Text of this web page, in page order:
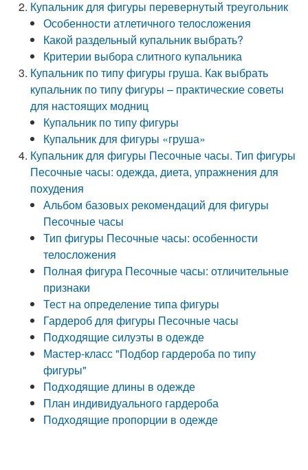
Купальник для фигуры перевернутый треугольник
Особенности атлетичного телосложения
Какой раздельный купальник выбрать?
Критерии выбора слитного купальника
Купальник по типу фигуры груша. Как выбрать
купальник по типу фигуры – практические советы
для настоящих модниц
Купальник по типу фигуры
Купальник для фигуры «груша»
Купальник для фигуры Песочные часы. Тип фигуры
Песочные часы: одежда, диета, упражнения для
похудения
Альбом базовых рекомендаций для фигуры
Песочные часы
Тип фигуры Песочные часы: особенности
телосложения
Полная фигура Песочные часы: отличительные
признаки
Тест на определение типа фигуры
Гардероб для фигуры Песочные часы
Подходящие силуэты в одежде
Мастер-класс "Подбор гардероба по типу
фигуры"
Подходящие длины в одежде
План индивидуального гардероба
Подходящие пропорции в одежде